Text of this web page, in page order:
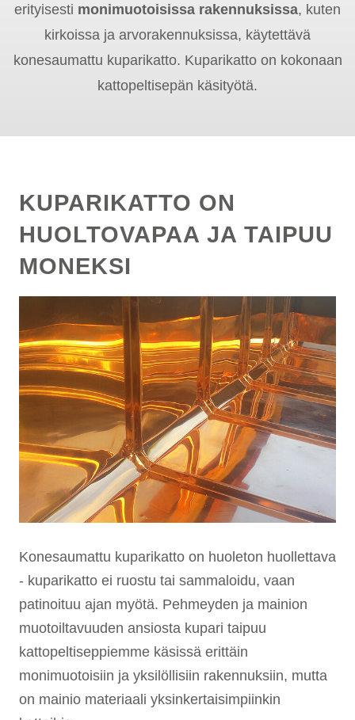
erityisesti monimuotoisissa rakennuksissa, kuten
kirkoissa ja arvorakennuksissa, käytettävä
konesaumattu kuparikatto. Kuparikatto on kokonaan
kattopeltisepän käsityötä.
KUPARIKATTO ON
HUOLTOVAPAA JA TAIPUU
MONEKSI
Konesaumattu kuparikatto on huoleton huollettava
- kuparikatto ei ruostu tai sammaloidu, vaan
patinoituu ajan myötä. Pehmeyden ja mainion
muotoiltavuuden ansiosta kupari taipuu
kattopeltiseppiemme käsissä erittäin
monimuotoisiin ja yksilöllisiin rakennuksiin, mutta
on mainio materiaali yksinkertaisimpiinkin